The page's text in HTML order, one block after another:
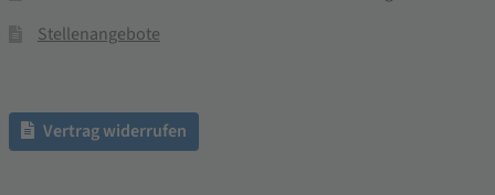
Stellenangebote
Vertrag widerrufen